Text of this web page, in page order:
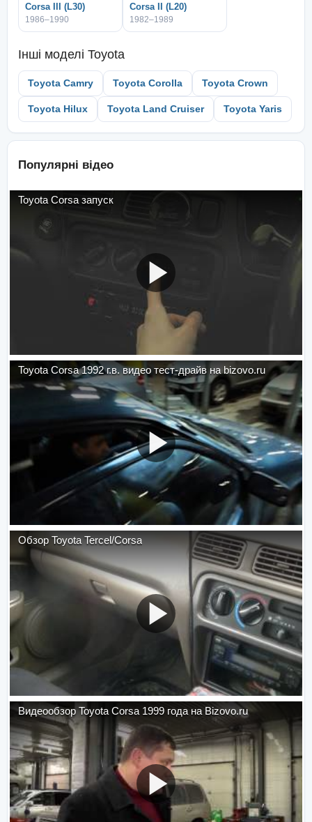
Corsa III (L30)
1986–1990
Corsa II (L20)
1982–1989
Інші моделі Toyota
Toyota Camry Toyota Corolla Toyota Crown
Toyota Hilux Toyota Land Cruiser Toyota Yaris
Популярні відео
Toyota Corsa запуск
Toyota Corsa 1992 г.в. видео тест-драйв на bizovo.ru
Обзор Toyota Tercel/Corsa
Видеообзор Toyota Corsa 1999 года на Bizovo.ru